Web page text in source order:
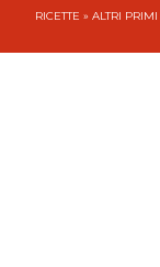
RICETTE » ALTRI PRIMI